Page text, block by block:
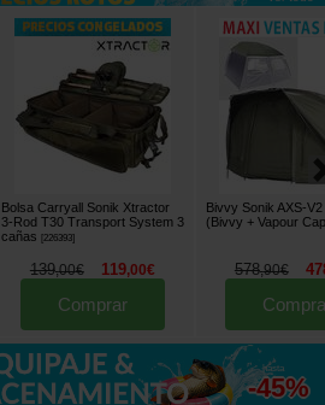
Bolsa Carryall Sonik Xtractor
3-Rod T30 Transport System 3
cañas
226393]
139,00€ 119,00€
Comprar
Bivvy Sonik AXS-
(Bivvy + Vapour
578,90€
hasta
-45%